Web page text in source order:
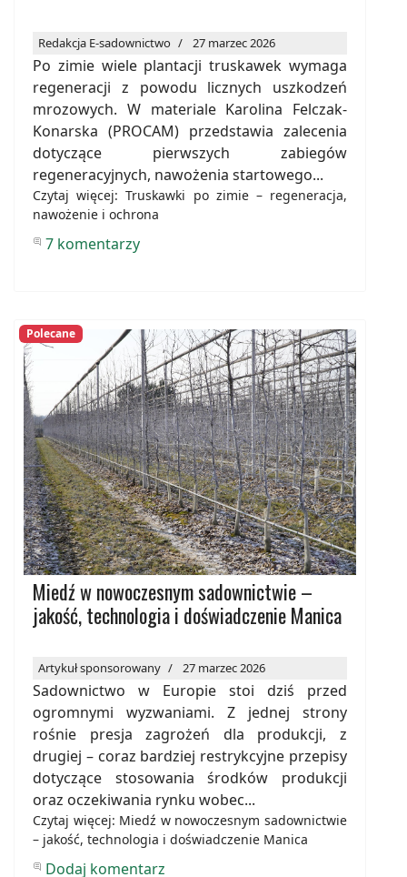
Redakcja E-sadownictwo 27 marzec 2026
Po zimie wiele plantacji truskawek wymaga
regeneracji z powodu licznych uszkodzeń
mrozowych. W materiale Karolina Felczak-
Konarska (PROCAM) przedstawia zalecenia
dotyczące pierwszych zabiegów
regeneracyjnych, nawożenia startowego...
Czytaj więcej: Truskawki po zimie – regeneracja,
nawożenie i ochrona
7 komentarzy
Polecane
Miedź w nowoczesnym sadownictwie –
jakość, technologia i doświadczenie Manica
Artykuł sponsorowany 27 marzec 2026
Sadownictwo w Europie stoi dziś przed
ogromnymi wyzwaniami. Z jednej strony
rośnie presja zagrożeń dla produkcji, z
drugiej – coraz bardziej restrykcyjne przepisy
dotyczące stosowania środków produkcji
oraz oczekiwania rynku wobec...
Czytaj więcej: Miedź w nowoczesnym sadownictwie
– jakość, technologia i doświadczenie Manica
Dodaj komentarz